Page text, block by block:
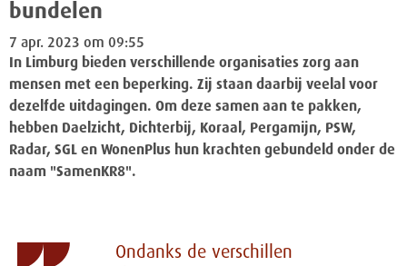
bundelen
7 apr. 2023 om 09:55
In Limburg bieden verschillende organisaties zorg aan
mensen met een beperking. Zij staan daarbij veelal voor
dezelfde uitdagingen. Om deze samen aan te pakken,
hebben Daelzicht, Dichterbij, Koraal, Pergamijn, PSW,
Radar, SGL en WonenPlus hun krachten gebundeld onder de
naam "SamenKR8".
Ondanks de verschillen